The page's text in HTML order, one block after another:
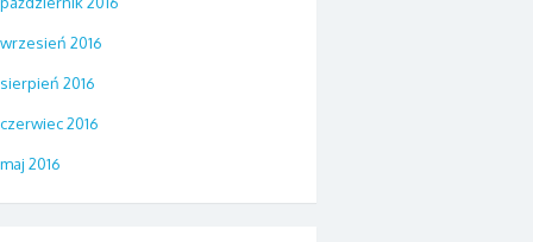
wrzesień 2016
sierpień 2016
czerwiec 2016
maj 2016